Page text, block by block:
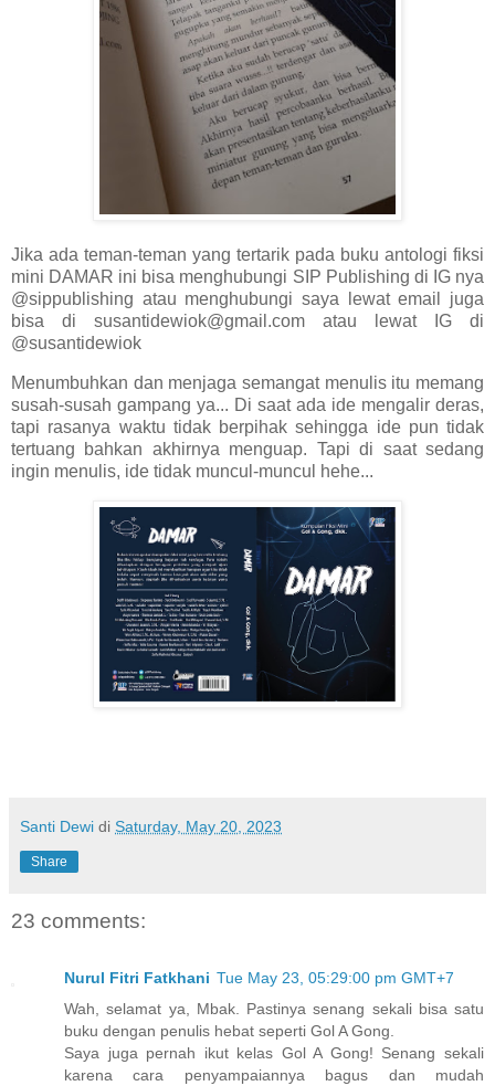
Jika ada teman-teman yang tertarik pada buku antologi fiksi
mini DAMAR ini bisa menghubungi SIP Publishing di IG nya
@sippublishing atau menghubungi saya lewat email juga
bisa di susantidewiok@gmail.com atau lewat IG di
@susantidewiok
Menumbuhkan dan menjaga semangat menulis itu memang
susah-susah gampang ya... Di saat ada ide mengalir deras,
tapi rasanya waktu tidak berpihak sehingga ide pun tidak
tertuang bahkan akhirnya menguap. Tapi di saat sedang
ingin menulis, ide tidak muncul-muncul hehe...
Santi Dewi di Saturday, May 20, 2023
Share
23 comments:
Nurul Fitri Fatkhani Tue May 23, 05:29:00 pm GMT+7
Wah, selamat ya, Mbak. Pastinya senang sekali bisa satu
buku dengan penulis hebat seperti Gol A Gong.
Saya juga pernah ikut kelas Gol A Gong! Senang sekali
karena cara penyampaiannya bagus dan mudah